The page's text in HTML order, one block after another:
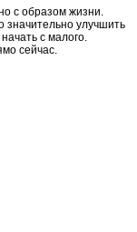
с образом жизни.
улучшить
с малого.
сейчас.